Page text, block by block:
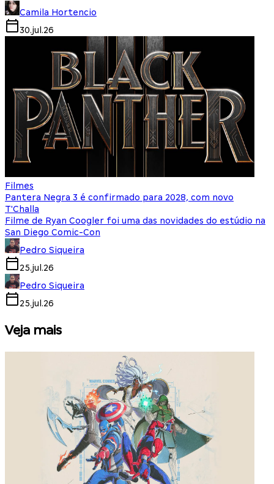
Camila Hortencio
30.jul.26
Filmes
Pantera Negra 3 é confirmado para 2028, com novo
T'Challa
Filme de Ryan Coogler foi uma das novidades do estúdio na
San Diego Comic-Con
Pedro Siqueira
25.jul.26
Pedro Siqueira
25.jul.26
Veja mais